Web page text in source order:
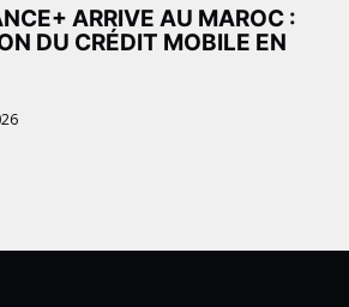
ARRIVE AU MAROC :
DU CRÉDIT MOBILE EN